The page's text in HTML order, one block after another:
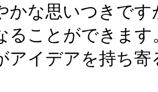
な思いつきです
ることができま
アイデアを持ち